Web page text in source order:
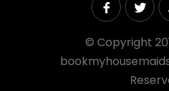
© Copyright